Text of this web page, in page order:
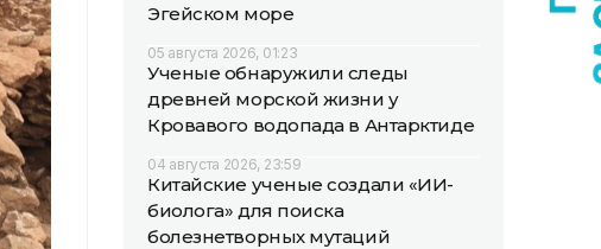
Эгейском море
05 августа 2026, 01:23
Ученые обнаружили следы
древней морской жизни у
Кровавого водопада в Антарктиде
04 августа 2026, 23:59
Китайские ученые создали «ИИ-
биолога» для поиска
болезнетворных мутаций